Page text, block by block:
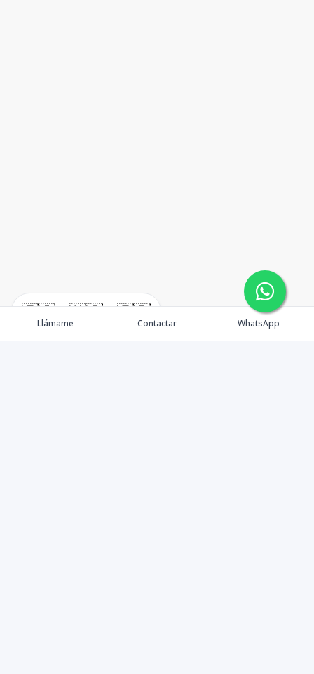
🇪🇸 🇺🇸 🇫🇷
Llámame Contactar WhatsApp